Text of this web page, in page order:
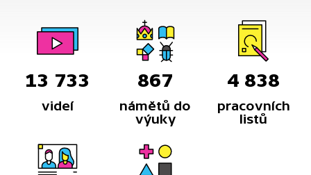
13 733
videí
867
námětů do
výuky
4 838
pracovních
listů